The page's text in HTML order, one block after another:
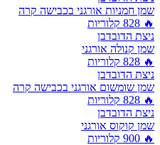
שמן חמניות אורגני בכבישה קרה
🔥
828 קלוריות
ניצת הדובדבן
שמן קנולה אורגני
🔥
828 קלוריות
ניצת הדובדבן
שמן שומשום אורגני בכבישה קרה
🔥
828 קלוריות
ניצת הדובדבן
שמן קוקוס אורגני
🔥
900 קלוריות